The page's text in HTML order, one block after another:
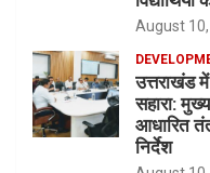
August
उत्तराखंड
सहारा:
आधारित
निर्देश